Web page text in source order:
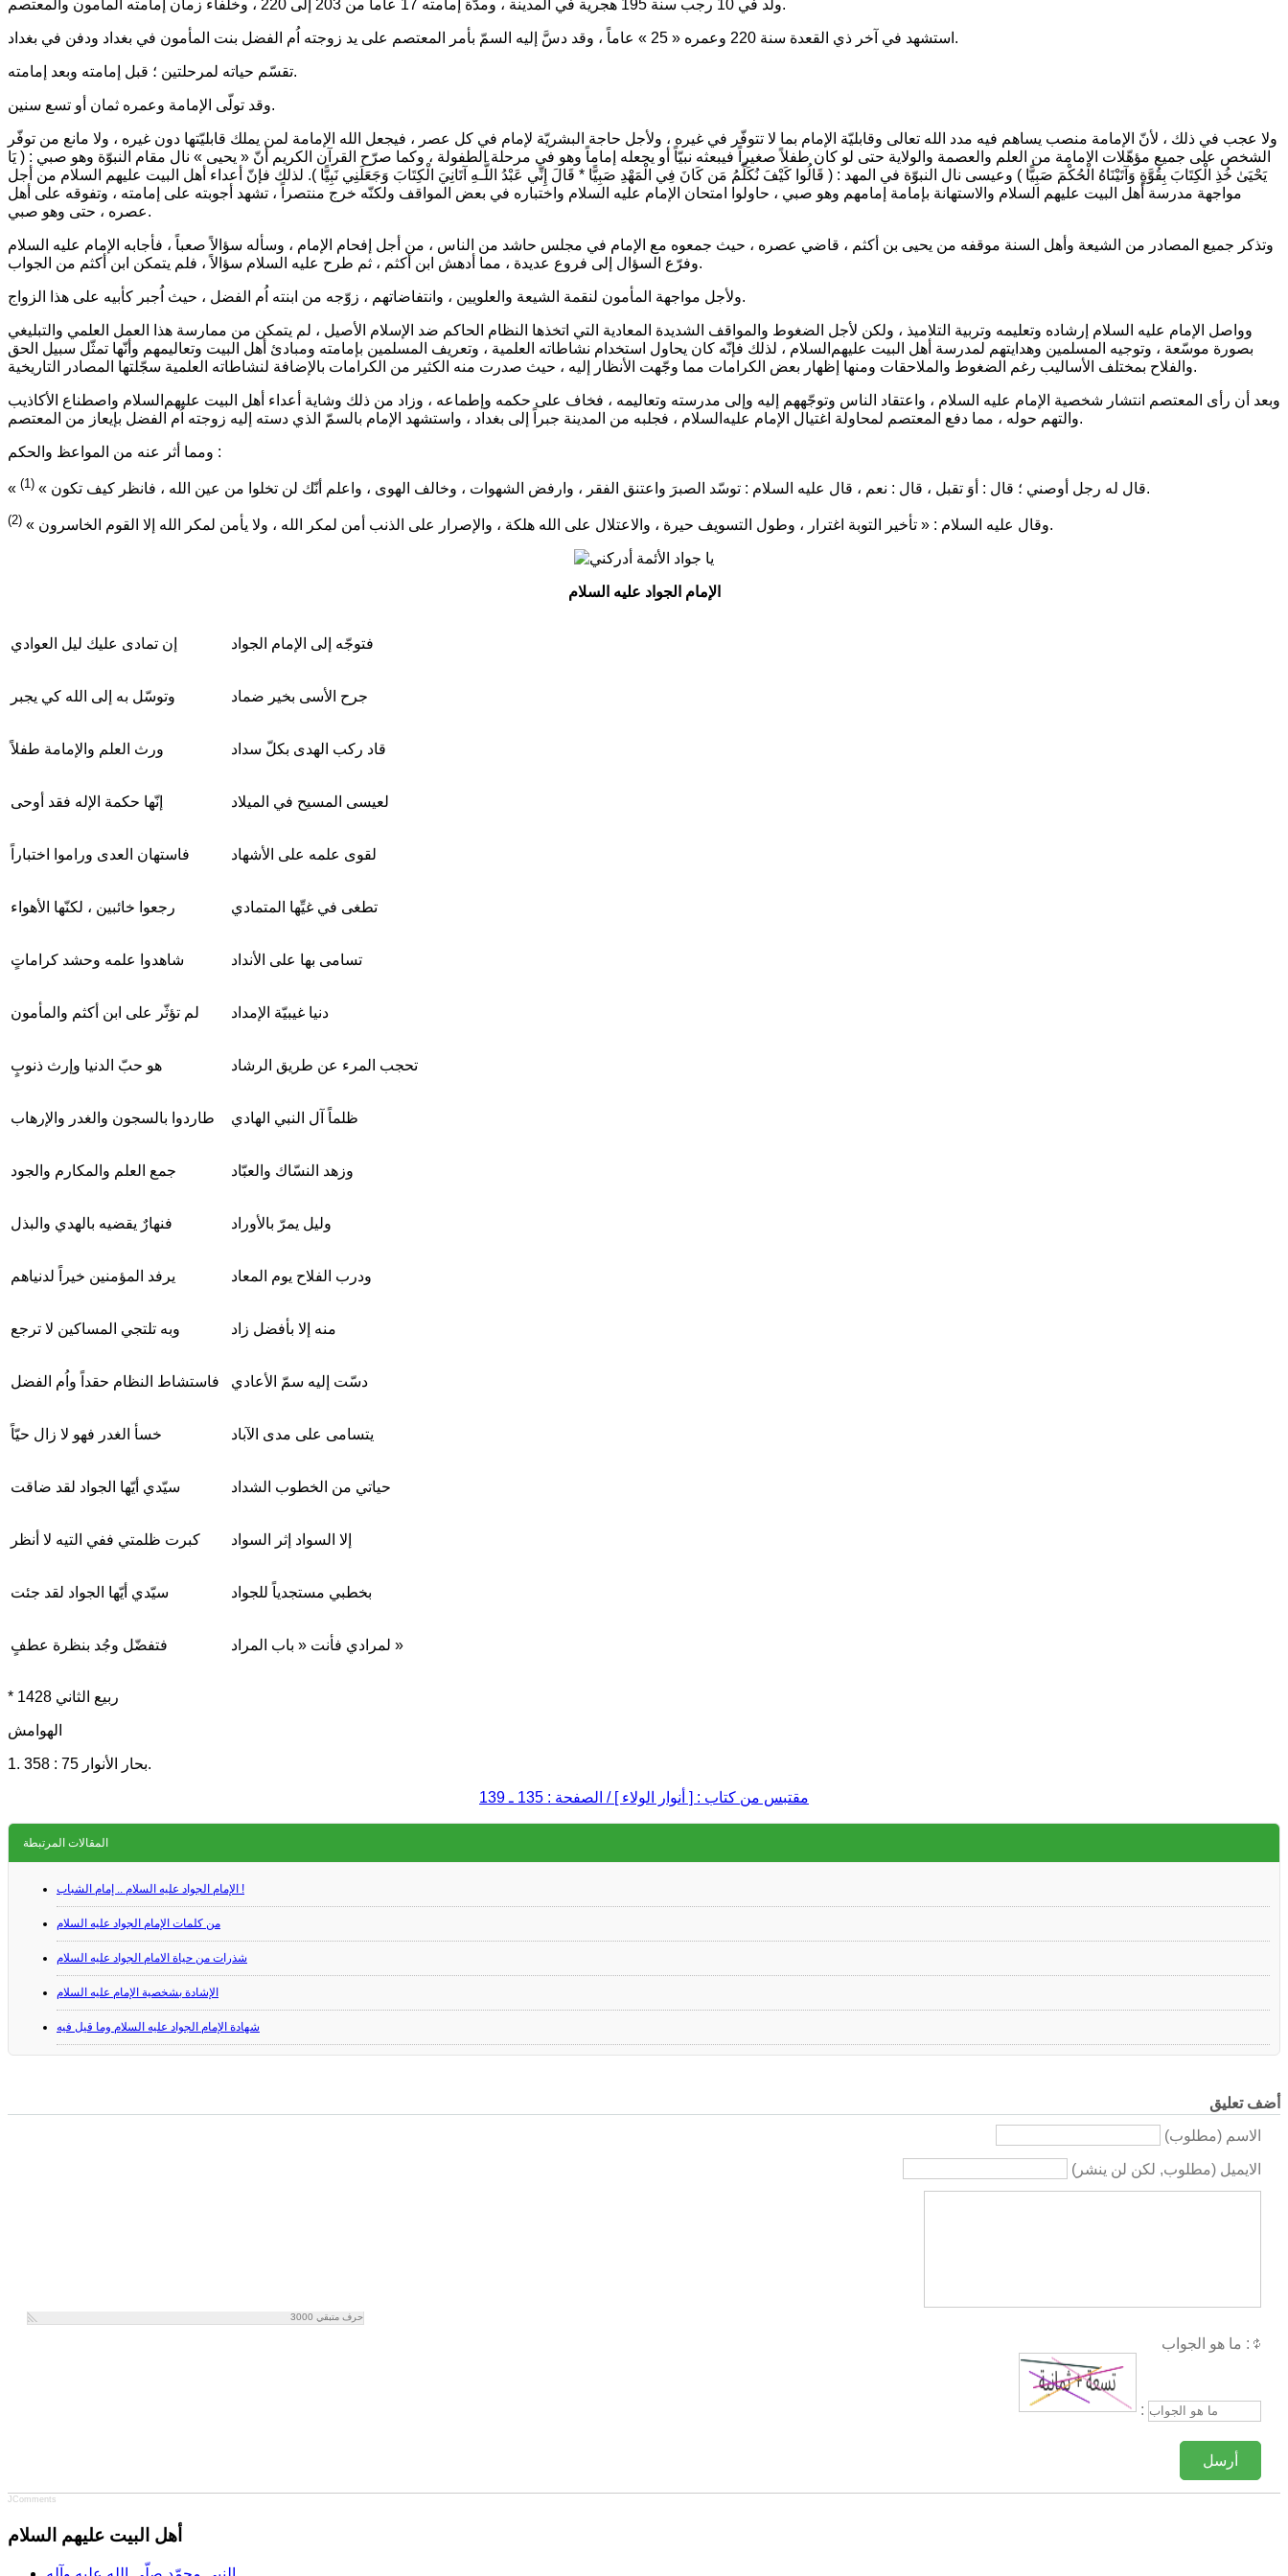
ولد في 10 رجب سنة 195 هجرية في المدينة ، ومدّة إمامته 17 عاماً من 203 إلى 220 ، وخلفاء زمان إمامته المأمون والمعتصم.
استشهد في آخر ذي القعدة سنة 220 وعمره « 25 » عاماً ، وقد دسَّ إليه السمّ بأمر المعتصم على يد زوجته اُم الفضل بنت المأمون في بغداد ودفن في بغداد.
تقسّم حياته لمرحلتين ؛ قبل إمامته وبعد إمامته.
وقد تولّى الإمامة وعمره ثمان أو تسع سنين.
ولا عجب في ذلك ، لأنّ الإمامة منصب يساهم فيه مدد الله تعالى وقابليّة الإمام بما لا تتوفّر في غيره ، ولأجل حاجة البشريّة لإمام في كل عصر ، فيجعل الله الإمامة لمن يملك قابليّتها دون غيره ، ولا مانع من توفّر
الشخص على جميع مؤهّلات الامامة من العلم والعصمة والولاية حتى لو كان طفلاً صغيراً فيبعثه نبيّاً أو يجعله إماماً وهو في مرحلة الطفولة ، وكما صرّح القرآن الكريم أنّ « يحيى » نال مقام النبوّة وهو صبي : ( يَا
يَحْيَىٰ خُذِ الْكِتَابَ بِقُوَّةٍ وَآتَيْنَاهُ الْحُكْمَ صَبِيًّا ) وعيسى نال النبوّة في المهد : ( قَالُوا كَيْفَ نُكَلِّمُ مَن كَانَ فِي الْمَهْدِ صَبِيًّا * قَالَ إِنِّي عَبْدُ اللَّـهِ آتَانِيَ الْكِتَابَ وَجَعَلَنِي نَبِيًّا ). لذلك فإنّ أعداء أهل البيت عليهم السلام من أجل
مواجهة مدرسة أهل البيت عليهم السلام والاستهانة بإمامة إمامهم وهو صبي ، حاولوا امتحان الإمام عليه السلام واختباره في بعض المواقف ولكنّه خرج منتصراً ، تشهد أجوبته على إمامته ، وتفوقه على أهل
عصره ، حتى وهو صبي.
وتذكر جميع المصادر من الشيعة وأهل السنة موقفه من يحيى بن أكثم ، قاضي عصره ، حيث جمعوه مع الإمام في مجلس حاشد من الناس ، من أجل إفحام الإمام ، وسأله سؤالاً صعباً ، فأجابه الإمام عليه السلام
وفرّع السؤال إلى فروع عديدة ، مما أدهش ابن أكثم ، ثم طرح عليه السلام سؤالاً ، فلم يتمكن ابن أكثم من الجواب.
ولأجل مواجهة المأمون لنقمة الشيعة والعلويين ، وانتفاضاتهم ، زوّجه من ابنته اُم الفضل ، حيث اُجبر كأبيه على هذا الزواج.
وواصل الإمام عليه السلام إرشاده وتعليمه وتربية التلاميذ ، ولكن لأجل الضغوط والمواقف الشديدة المعادية التي اتخذها النظام الحاكم ضد الإسلام الأصيل ، لم يتمكن من ممارسة هذا العمل العلمي والتبليغي
بصورة موسّعة ، وتوجيه المسلمين وهدايتهم لمدرسة أهل البيت عليهم‌السلام ، لذلك فإنّه كان يحاول استخدام نشاطاته العلمية ، وتعريف المسلمين بإمامته ومبادئ أهل البيت وتعاليمهم وأنّها تمثّل سبيل الحق
والفلاح بمختلف الأساليب رغم الضغوط والملاحقات ومنها إظهار بعض الكرامات مما وجّهت الأنظار إليه ، حيث صدرت منه الكثير من الكرامات بالإضافة لنشاطاته العلمية سجّلتها المصادر التاريخية.
وبعد أن رأى المعتصم انتشار شخصية الإمام عليه السلام ، واعتقاد الناس وتوجّههم إليه وإلى مدرسته وتعاليمه ، فخاف على حكمه وإطماعه ، وزاد من ذلك وشاية أعداء أهل البيت عليهم‌السلام واصطناع الأكاذيب
والتهم حوله ، مما دفع المعتصم لمحاولة اغتيال الإمام عليه‌السلام ، فجلبه من المدينة جبراً إلى بغداد ، واستشهد الإمام بالسمّ الذي دسته إليه زوجته اُم الفضل بإيعاز من المعتصم.
ومما أثر عنه من المواعظ والحكم :
« قال له رجل أوصني ؛ قال : أوَ تقبل ، قال : نعم ، قال عليه السلام : توسّد الصبرَ واعتنق الفقر ، وارفض الشهوات ، وخالف الهوى ، واعلم أنّك لن تخلوا من عين الله ، فانظر كيف تكون »
(1) .
وقال عليه السلام : « تأخير التوبة اغترار ، وطول التسويف حيرة ، والاعتلال على الله هلكة ، والإصرار على الذنب أمن لمكر الله ، ولا يأمن لمكر الله إلا القوم الخاسرون » (2) .
الإمام الجواد عليه السلام
إن تمادى عليك ليل العوادي فتوجّه إلى الإمام الجواد
وتوسّل به إلى الله كي يجبر جرح الأسى بخير ضماد
ورث العلم والإمامة طفلاً قاد ركب الهدى بكلّ سداد
إنّها حكمة الإله فقد أوحى لعيسى المسيح في الميلاد
فاستهان العدى وراموا اختباراً لقوى علمه على الأشهاد
رجعوا خائبين ، لكنّها الأهواء تطغى في غيِّها المتمادي
شاهدوا علمه وحشد كراماتٍ تسامى بها على الأنداد
لم تؤثّر على ابن أكثم والمأمون دنيا غيبيّة الإمداد
هو حبّ الدنيا وإرث ذنوبٍ تحجب المرء عن طريق الرشاد
طاردوا بالسجون والغدر والإرهاب ظلماً آل النبي الهادي
جمع العلم والمكارم والجود وزهد النسّاك والعبّاد
فنهارٌ يقضيه بالهدي والبذل وليل يمرّ بالأوراد
يرفد المؤمنين خيراً لدنياهم ودرب الفلاح يوم المعاد
وبه تلتجي المساكين لا ترجع منه إلا بأفضل زاد
فاستشاط النظام حقداً واُم الفضل دسّت إليه سمّ الأعادي
خسأ الغدر فهو لا زال حيّاً يتسامى على مدى الآباد
سيّدي أيّها الجواد لقد ضاقت حياتي من الخطوب الشداد
كبرت ظلمتي ففي التيه لا أنظر إلا السواد إثر السواد
سيّدي أيّها الجواد لقد جئت بخطبي مستجدياً للجواد
فتفضّل وجُد بنظرة عطفٍ لمرادي فأنت « باب المراد »
* ربيع الثاني 1428
الهوامش
1. بحار الأنوار 75 : 358.
مقتبس من كتاب : [ أنوار الولاء ] / الصفحة : 135 ـ 139
المقالات المرتبطة
الإمام الجواد عليه السلام .. إمام الشباب !
من كلمات الإمام الجواد عليه السلام
شذرات من حياة الامام الجواد عليه السلام
الإشادة بشخصية الإمام عليه‌ السلام
شهادة الإمام الجواد عليه السلام وما قيل فيه
أضف تعليق
الاسم (مطلوب)
الايميل (مطلوب, لكن لن ينشر)
3000 حرف متبقي
ما هو الجواب :
:
أرسل
JComments
أهل البيت عليهم السلام